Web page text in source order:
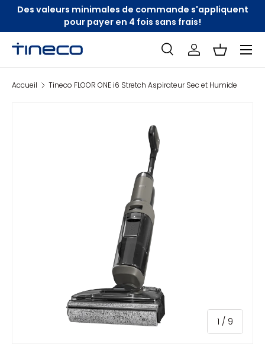
Aller au contenu
Des valeurs minimales de commande s'appliquent
pour payer en 4 fois sans frais!
Search
RechercheSe connecter
Panier
Menu
Accueil Tineco FLOOR ONE i6 Stretch Aspirateur Sec et Humide
1 / de
9